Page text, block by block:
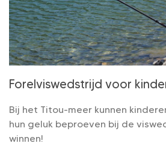
Forelviswedstrijd voor
Bij het Titou-meer kunnen
hun geluk beproeven bij de
winnen!